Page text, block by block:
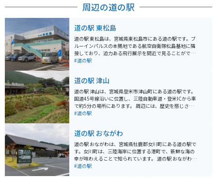
周辺の道の駅
道の駅 東松島
道の駅 東松島は、宮城県東松島市にある道の駅です。ブ
ルーインパルスの本拠地である航空自衛隊松島基地に隣
接しており、迫力ある飛行展示を間近で見ることができ
る絶好のスポットとして知られています。 道の駅には、
苔や牡蠣などの海産物はもちろんのこと、地元で採れた
新鮮な野菜や果物も購入できます。また、レストランで
は、地元産の食材をふんだんに使った定食や丼物、麺類
などが味わえます。特に、牡蠣を使った料理は人気が高
く、訪れた際にはぜひ試してみてください。 バイクで訪
す。また、道の駅周辺には、松島基地の展示格納庫や、
太平洋を一望できる展望台など、バイクで気軽に立ち寄
れる観光スポットが点在しています。風を感じながら、
美しい景色を堪能するツーリングを楽しんでみてはいか
がでしょうか。 道の駅 東松島は、ブルーインパルスの飛
行展示を間近で見られるだけでなく、地元の特産品やグ
#道の駅
道の駅 津山
道の駅 津山は、宮城県登米市津山町にある道の駅です。
国道45号線沿いに位置し、三陸自動車道・登米ICから車
で約5分の場所にあります。 周辺には、歴史を感じさせ
る津山城跡や、自然豊かな横山不動尊などがあり、観光
産探しにも最適です。 バイクで訪れる場合は、駐車場も
広く、休憩スペースもあるので、ツーリングの途中に立
ち寄るのも良いでしょう。 地元の名産品としては、「油
麩丼」が有名です。油麩とは、小麦粉のたんぱく質であ
るグルテンを油で揚げたもので、宮城県北部ではおなじ
#道の駅
道の駅 おながわ
道の駅 おながわは、宮城県牡鹿郡女川町にある道の駅で
す。女川町は、三陸海岸に位置する港町で、新鮮な海の
幸が味わえることで知られています。 道の駅 おながわで
は、地元で水揚げされた魚介類を販売しているほか、海
#道の駅